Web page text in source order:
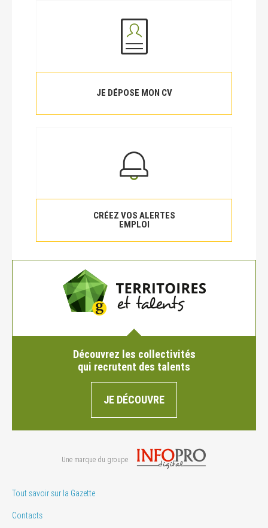
JE DÉPOSE MON CV
CRÉEZ VOS ALERTES
EMPLOI
Découvrez les collectivités
qui recrutent des talents
JE DÉCOUVRE
Une marque du groupe
Tout savoir sur la Gazette
Contacts